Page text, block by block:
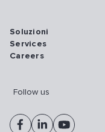
Soluzioni
Services
Careers
Follow us